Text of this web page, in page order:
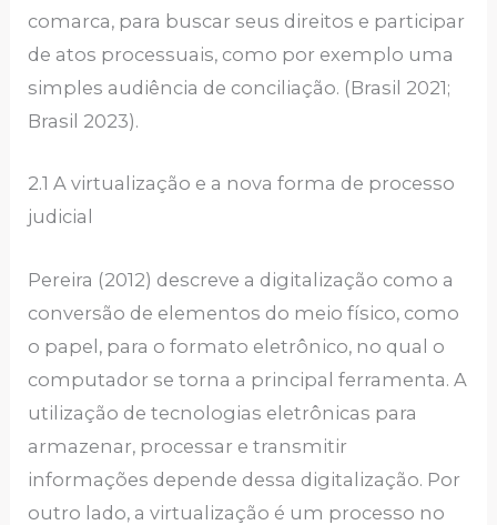
comarca, para buscar seus direitos e participar
de atos processuais, como por exemplo uma
simples audiência de conciliação. (Brasil 2021;
Brasil 2023).
2.1 A virtualização e a nova forma de processo
judicial
Pereira (2012) descreve a digitalização como a
conversão de elementos do meio físico, como
o papel, para o formato eletrônico, no qual o
computador se torna a principal ferramenta. A
utilização de tecnologias eletrônicas para
armazenar, processar e transmitir
informações depende dessa digitalização. Por
outro lado, a virtualização é um processo no